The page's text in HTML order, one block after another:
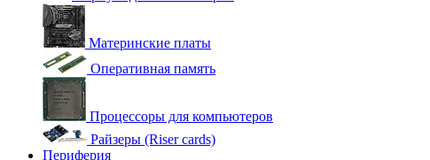
Материнские платы
Оперативная память
Процессоры для компьютеров
Райзеры (Riser cards)
Периферия